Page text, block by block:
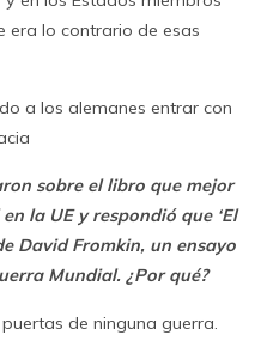
era lo contrario de esas
a los alemanes entrar con
sobre el libro que mejor
la UE y respondió que ‘El
David Fromkin, un ensayo
Mundial. ¿Por qué?
de ninguna guerra.